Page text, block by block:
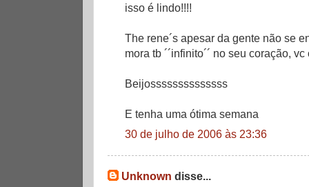
isso é lindo!!!!
The rene´s apesar da gente não se
mora tb ´´infinito´´ no seu coração,
Beijossssssssssssss
E tenha uma ótima semana
30 de julho de 2006 às 23:36
Unknown disse...